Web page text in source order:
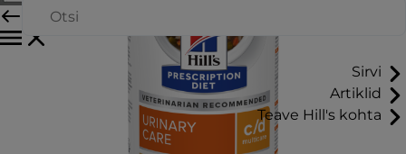
Sirvi
Artiklid
Teave Hill's kohta